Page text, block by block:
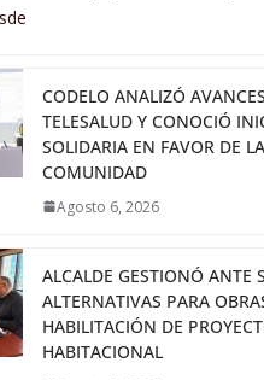
CODELO ANALIZÓ
TELESALUD Y CONOCIÓ
SOLIDARIA EN FAVOR DE LA
COMUNIDAD
Agosto 6, 2026
ALCALDE GESTIONÓ ANTE
ALTERNATIVAS PARA
HABILITACIÓN DE
HABITACIONAL